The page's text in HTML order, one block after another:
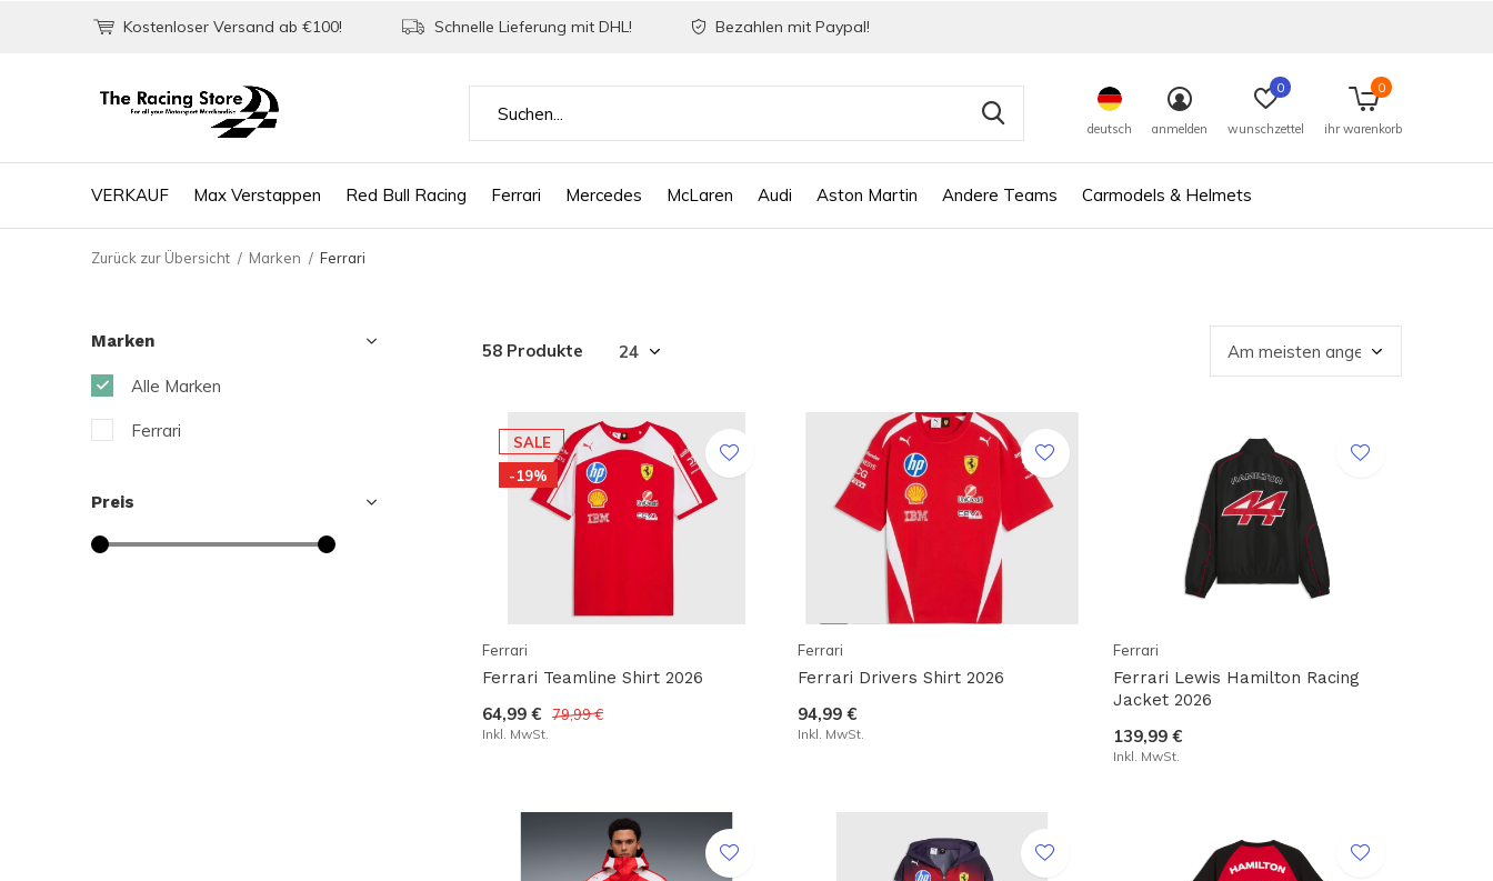
VERKAUF Max Verstappen Red Bull Racing Ferrari Mercedes McLaren Audi Aston Martin Andere Teams Carmodels & Helmets
deutsch anmelden wunschzettel
0
ihr warenkorb
0
Kostenloser Versand ab €100! Schnelle Lieferung mit DHL! Bezahlen mit Paypal!
Zurück zur Übersicht Marken Ferrari
58 Produkte
SALE
-19%
Ferrari
Ferrari Teamline Shirt 2026
64,99 € 79,99 €
Inkl. MwSt.
Ferrari
Ferrari Drivers Shirt 2026
94,99 €
Inkl. MwSt.
Ferrari
Ferrari Lewis Hamilton Racing
Jacket 2026
139,99 €
Inkl. MwSt.
Marken
Alle Marken
Ferrari
Preis